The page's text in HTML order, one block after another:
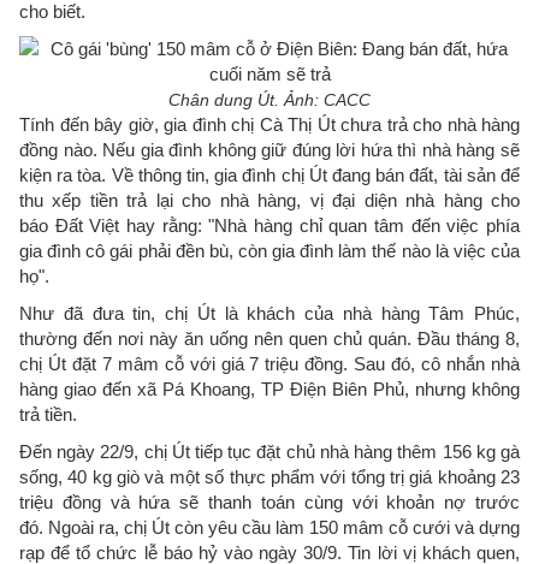
cho biết.
Chân dung Út. Ảnh: CACC
Tính đến bây giờ, gia đình chị Cà Thị Út chưa trả cho nhà hàng
đồng nào. Nếu gia đình không giữ đúng lời hứa thì nhà hàng sẽ
kiện ra tòa. Về thông tin, gia đình chị Út đang bán đất, tài sản để
thu xếp tiền trả lại cho nhà hàng, vị đại diện nhà hàng cho
báo Đất Việt hay rằng: "Nhà hàng chỉ quan tâm đến việc phía
gia đình cô gái phải đền bù, còn gia đình làm thế nào là việc của
họ".
Như đã đưa tin, chị Út là khách của nhà hàng Tâm Phúc,
thường đến nơi này ăn uống nên quen chủ quán. Đầu tháng 8,
chị Út đặt 7 mâm cỗ với giá 7 triệu đồng. Sau đó, cô nhắn nhà
hàng giao đến xã Pá Khoang, TP Điện Biên Phủ, nhưng không
trả tiền.
Đến ngày 22/9, chị Út tiếp tục đặt chủ nhà hàng thêm 156 kg gà
sống, 40 kg giò và một số thực phẩm với tổng trị giá khoảng 23
triệu đồng và hứa sẽ thanh toán cùng với khoản nợ trước
đó. Ngoài ra, chị Út còn yêu cầu làm 150 mâm cỗ cưới và dựng
rạp để tổ chức lễ báo hỷ vào ngày 30/9. Tin lời vị khách quen,